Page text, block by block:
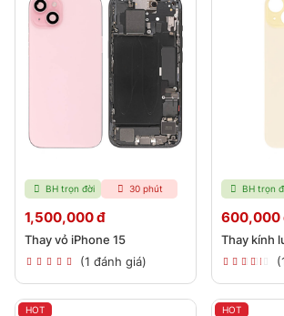
BH trọn đời 30 phút
1,500,000 đ
Thay vỏ iPhone 15
(1 đánh giá)
BH trọn
600,000
Thay kính
HOT HOT